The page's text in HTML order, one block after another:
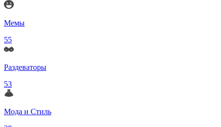
Мемы
55
Раздеваторы
53
Мода и Стиль